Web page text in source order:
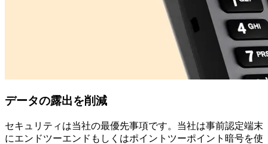
データの露出を削減
セキュリティは当社の最優先事項です。当社は事前認定端末
にエンドツーエンドもしくはポイントツーポイント暗号を使